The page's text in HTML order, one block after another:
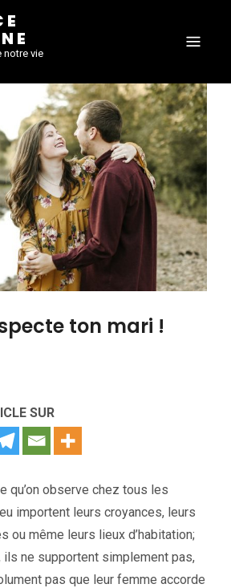
notre vie
ton mari !
SUR
qu’on observe chez tous les
importent leurs croyances, leurs
ou même leurs lieux d’habitation;
ils ne supportent simplement pas,
pas que leur femme accorde